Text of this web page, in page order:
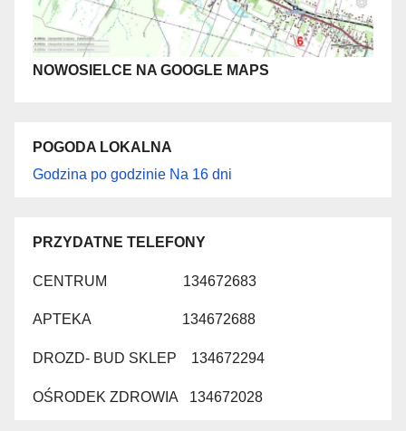
NOWOSIELCE NA GOOGLE MAPS
POGODA LOKALNA
Godzina po godzinie Na 16 dni
PRZYDATNE TELEFONY
CENTRUM 134672683
APTEKA 134672688
DROZD- BUD SKLEP 134672294
OŚRODEK ZDROWIA 134672028